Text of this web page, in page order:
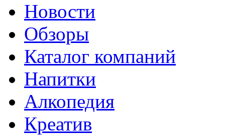
Новости
Обзоры
Каталог компаний
Напитки
Алкопедия
Креатив